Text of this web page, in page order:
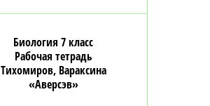
Биология 7 класс
Рабочая тетрадь
Тихомиров, Вараксина
«Аверсэв»